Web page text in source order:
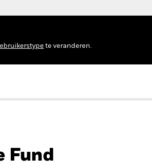
te veranderen.
Fund